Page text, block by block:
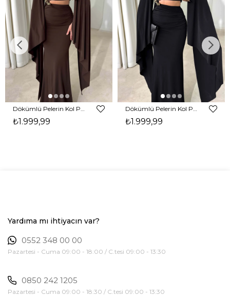
₺1.999,99 ₺1.999,99
Yardıma mı ihtiyacın var?
0552 348 00 00
Pazartesi - Cuma 09:00 - 18:00 / C.tesi 09:00 - 13:30
0850 242 1205
Pazartesi - Cuma 09:00 - 18:30 / C.tesi 09:00 - 13:30